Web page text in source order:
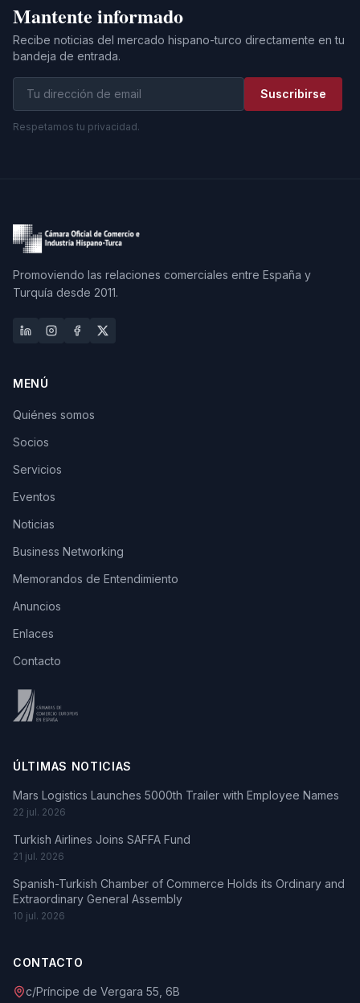
Mantente informado
Recibe noticias del mercado hispano-turco directamente en tu
bandeja de entrada.
Suscribirse
Respetamos tu privacidad.
Promoviendo las relaciones comerciales entre España y
Turquía desde 2011.
MENÚ
Quiénes somos
Socios
Servicios
Eventos
Noticias
Business Networking
Memorandos de Entendimiento
Anuncios
Enlaces
Contacto
ÚLTIMAS NOTICIAS
Mars Logistics Launches 5000th Trailer with Employee Names
22 jul. 2026
Turkish Airlines Joins SAFFA Fund
21 jul. 2026
Spanish-Turkish Chamber of Commerce Holds its Ordinary and
Extraordinary General Assembly
10 jul. 2026
CONTACTO
c/Príncipe de Vergara 55, 6B